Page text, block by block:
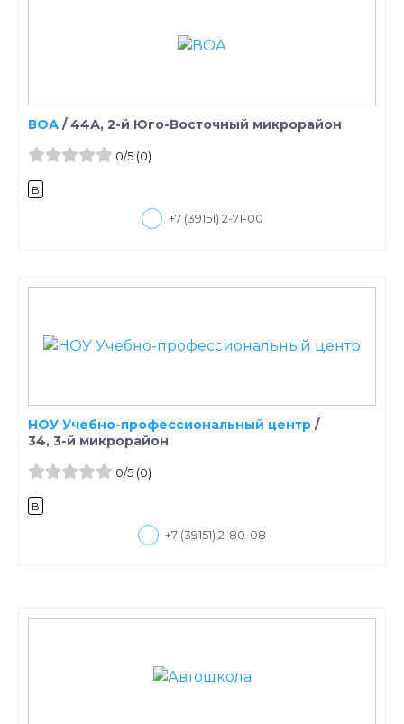
ВОА /44А, 2-й Юго-Восточный микрорайон
0/5(0)
B
+7 (39151) 2-71-00
НОУ Учебно-профессиональный центр /
34, 3-й микрорайон
0/5(0)
B
+7 (39151) 2-80-08